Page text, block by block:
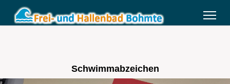
Schwimmabzeichen